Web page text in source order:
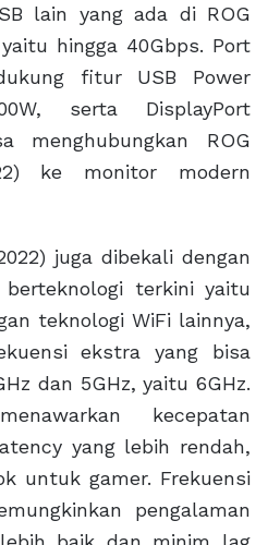
juga dibekali dengan
terkini yaitu
teknologi WiFi lainnya,
ekstra yang bisa
dan 5GHz, yaitu 6GHz.
kecepatan
yang lebih rendah,
untuk gamer. Frekuensi
pengalaman
baik dan minim lag
rendah.
menggunakan mouse,